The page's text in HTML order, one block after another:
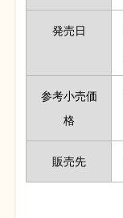
発売日
参考小売価
格
販売先